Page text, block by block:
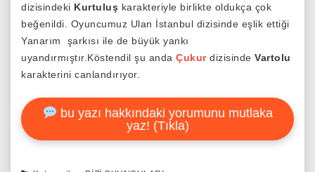
dizisindeki Kurtuluş karakteriyle birlikte oldukça çok
beğenildi. Oyuncumuz Ulan İstanbul dizisinde eşlik ettiği
Yanarım şarkısı ile de büyük yankı
uyandırmıştır.Köstendil şu anda Çukurdizisinde Vartolu
karakterini canlandırıyor.
bu yazı hakkındaki yorumunu mutlaka
yaz! (Tıkla)